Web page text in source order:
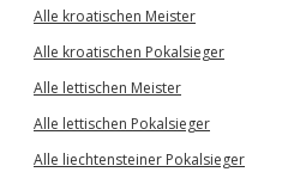
Alle kroatischen Meister
Alle kroatischen Pokalsieger
Alle lettischen Meister
Alle lettischen Pokalsieger
Alle liechtensteiner Pokalsieger